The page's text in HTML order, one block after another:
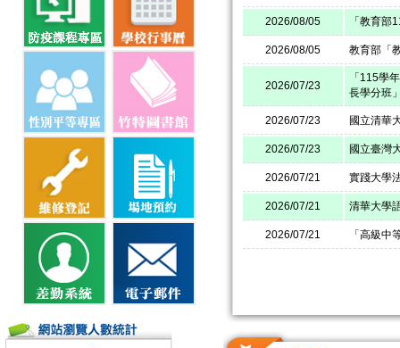
2026/08/05 「教育部
2026/08/05 教育部「
2026/07/23
「115學
長學分班
2026/07/23 國立清華
2026/07/23 國立臺灣
2026/07/21 實踐大學
2026/07/21 清華大學
2026/07/21 「高級